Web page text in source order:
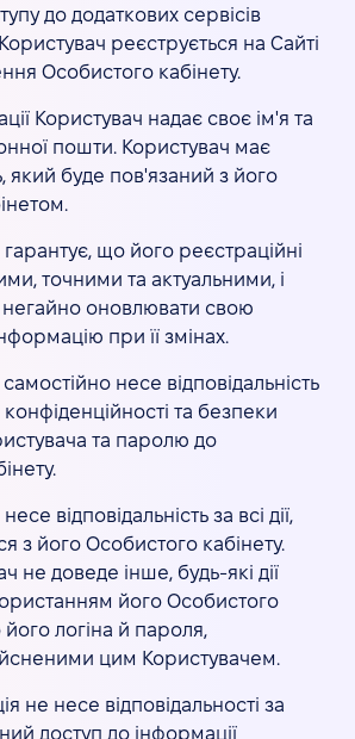
до додаткових сервісів
реєструється на Сайті
Особистого кабінету.
Користувач надає своє ім'я та
пошти. Користувач має
який буде пов'язаний з його
що його реєстраційні
точними та актуальними, і
негайно оновлювати свою
при її змінах.
несе відповідальність
та безпеки
та паролю до
відповідальність за всі дії,
з його Особистого кабінету.
не доведе інше, будь-які дії
його Особистого
його логіна й пароля,
цим Користувачем.
не несе відповідальності за
доступ до інформації